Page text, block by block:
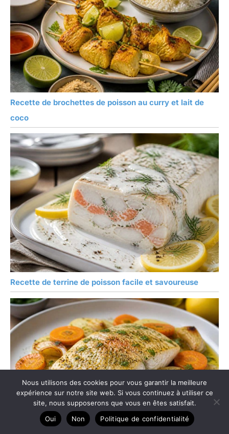
Recette de brochettes de poisson au curry et lait de
coco
Recette de terrine de poisson facile et savoureuse
Nous utilisons des cookies pour vous garantir la meilleure
expérience sur notre site web. Si vous continuez à utiliser ce
site, nous supposerons que vous en êtes satisfait.
Oui
Non Politique de confidentialité